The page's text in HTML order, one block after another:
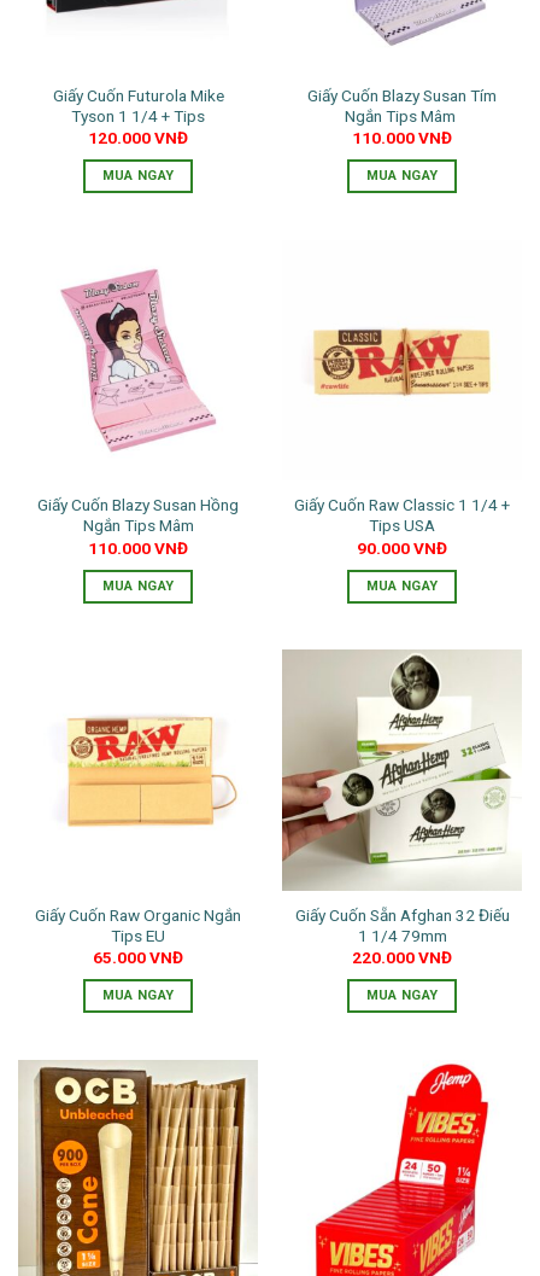
Giấy Cuốn Futurola Mike
Tyson 1 1/4 + Tips
120.000VNĐ
MUA NGAY
Giấy Cuốn Blazy Susan Tím
Ngắn Tips Mâm
110.000VNĐ
MUA NGAY
Giấy Cuốn Blazy Susan Hồng
Ngắn Tips Mâm
110.000VNĐ
MUA NGAY
Giấy Cuốn Raw Classic 1 1/4 +
Tips USA
90.000VNĐ
MUA NGAY
Giấy Cuốn Raw Organic Ngắn
Tips EU
65.000VNĐ
MUA NGAY
Giấy Cuốn Sẵn Afghan 32 Điếu
1 1/4 79mm
220.000VNĐ
MUA NGAY